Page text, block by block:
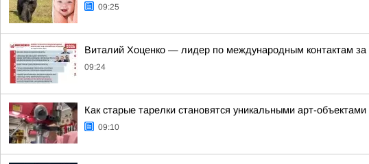
09:25
Виталий Хоценко — лидер по международным контактам за
09:24
Как старые тарелки становятся уникальными арт-
09:10